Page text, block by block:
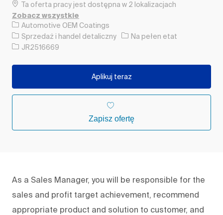
Ta oferta pracy jest dostępna w 2 lokalizacjach
Zobacz wszystkie
Automotive OEM Coatings
Kategoria
Sprzedaż i handel detaliczny Rodzaj pracy
Na pełen etat
Identyfikator zadania
JR2516669
Aplikuj teraz
Zapisz ofertę
As a Sales Manager, you will be responsible for the
sales and profit target achievement, recommend
appropriate product and solution to customer, and